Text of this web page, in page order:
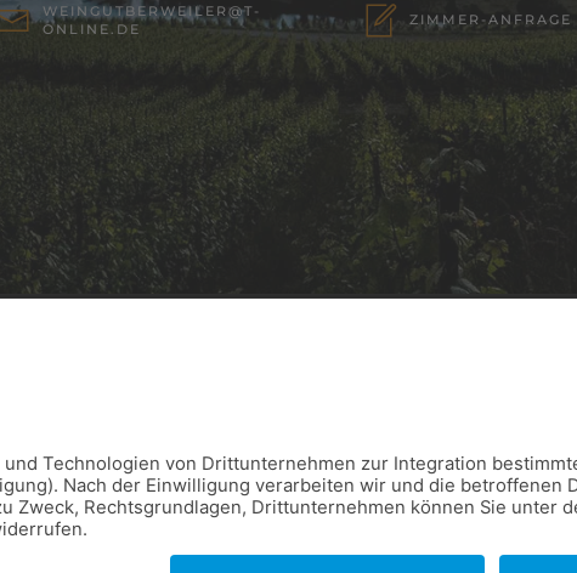
WEINGUTBERWEILER@T-
ONLINE.DE
ZIMMER-ANFRAGE
weingutberweiler@t-online.de
Datenschutz